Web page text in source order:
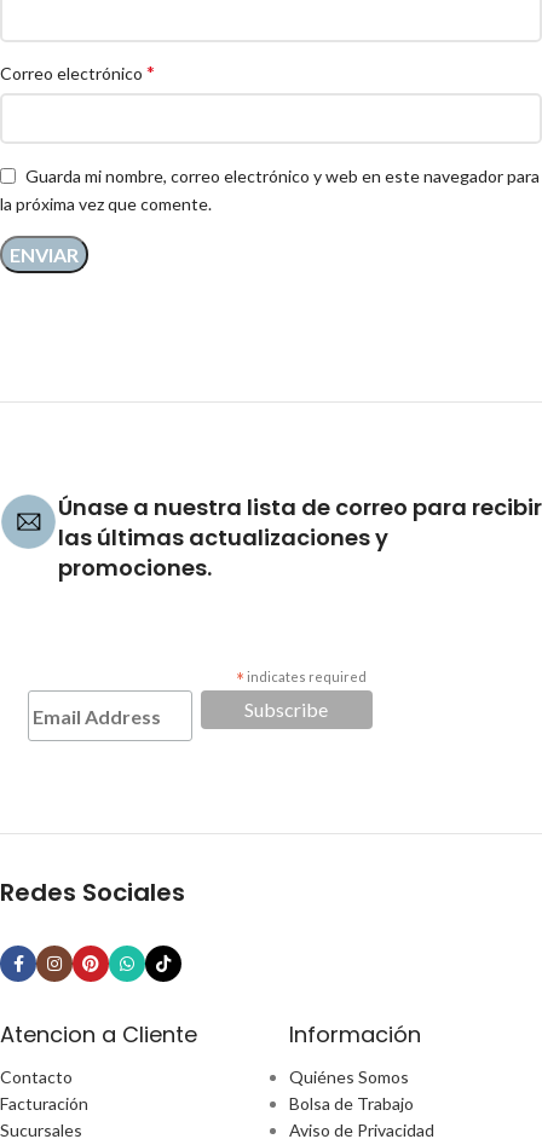
Correo electrónico *
Guarda mi nombre, correo electrónico y web en este navegador para
la próxima vez que comente.
Únase a nuestra lista de correo para recibir
las últimas actualizaciones y
promociones.
* indicates required
Redes Sociales
Atencion a Cliente
Contacto
Facturación
Sucursales
Información
Quiénes Somos
Bolsa de Trabajo
Aviso de Privacidad